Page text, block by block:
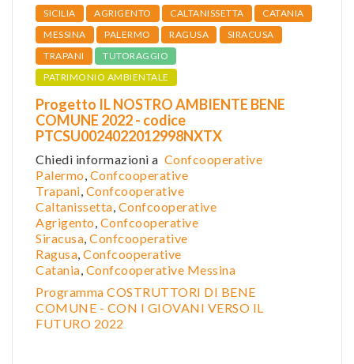
SICILIA AGRIGENTO CALTANISSETTA
CATANIA
MESSINA
PALERMO RAGUSA
SIRACUSA
TRAPANI
TUTORAGGIO
PATRIMONIO AMBIENTALE
Progetto IL NOSTRO AMBIENTE BENE
COMUNE 2022 - codice
PTCSU0024022012998NXTX
Chiedi informazioni a Confcooperative
Palermo, Confcooperative
Trapani, Confcooperative
Caltanissetta, Confcooperative
Agrigento, Confcooperative
Siracusa, Confcooperative
Ragusa, Confcooperative
Catania, Confcooperative Messina
Programma COSTRUTTORI DI BENE
COMUNE - CON I GIOVANI VERSO IL
FUTURO 2022